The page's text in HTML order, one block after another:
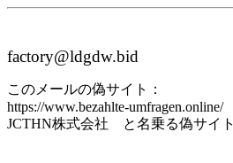
factory@ldgdw.bid
このメールの偽サイト：
https://www.bezahlte-umfragen.online/
JCTHN株式会社 と名乗る偽サイト